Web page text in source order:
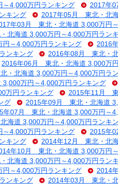
4,000万円ランキング
2017年
キング
2017年05月 東北・北
年03月 東北・北海道 3,000万円
北海道 3,000万円～4,000万円ラン
～4,000万円ランキング
2016
ンキング
2016年08月 東北・
2016年06月 東北・北海道 3,000万
・北海道 3,000万円～4,000万円ラ
万円～4,000万円ランキング
万円ランキング
2015年11月 東
グ
2015年09月 東北・北海道
年07月 東北・北海道 3,000万円～
海道 3,000万円～4,000万円ランキ
4,000万円ランキング
2015年
キング
2014年12月 東北・北
年10月 東北・北海道 3,000万円
北海道 3,000万円～4,000万円ラン
～4,000万円ランキング
2014
ンキング
2014年03月 東北・